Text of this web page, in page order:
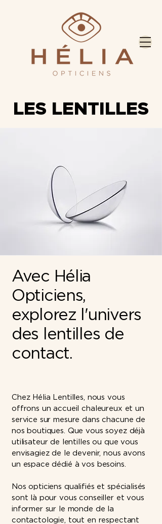
LES LENTILLES
Avec Hélia
Opticiens,
explorez l'univers
des lentilles de
contact.
Chez Hélia Lentilles, nous vous
offrons un accueil chaleureux et un
service sur mesure dans chacune de
nos boutiques. Que vous soyez déjà
utilisateur de lentilles ou que vous
envisagiez de le devenir, nous avons
un espace dédié à vos besoins.
Nos opticiens qualifiés et spécialisés
sont là pour vous conseiller et vous
informer sur le monde de la
contactologie, tout en respectant